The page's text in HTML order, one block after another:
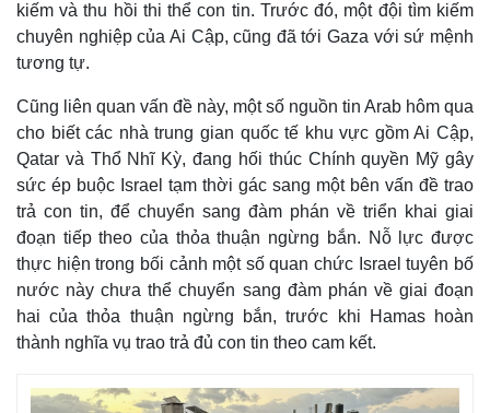
Thế giới
Quan sát
Cuộc sống đó đây
Hồ sơ
Multimedia
Video
Ảnh
E-Magazine
Infographic
kiếm và thu hồi thi thể con tin. Trước đó, một đội tìm kiếm
chuyên nghiệp của Ai Cập, cũng đã tới Gaza với sứ mệnh
tương tự.
Cũng liên quan vấn đề này, một số nguồn tin Arab hôm qua
cho biết các nhà trung gian quốc tế khu vực gồm Ai Cập,
Qatar và Thổ Nhĩ Kỳ, đang hối thúc Chính quyền Mỹ gây
sức ép buộc Israel tạm thời gác sang một bên vấn đề trao
trả con tin, để chuyển sang đàm phán về triển khai giai
đoạn tiếp theo của thỏa thuận ngừng bắn. Nỗ lực được
thực hiện trong bối cảnh một số quan chức Israel tuyên bố
nước này chưa thể chuyển sang đàm phán về giai đoạn
hai của thỏa thuận ngừng bắn, trước khi Hamas hoàn
thành nghĩa vụ trao trả đủ con tin theo cam kết.